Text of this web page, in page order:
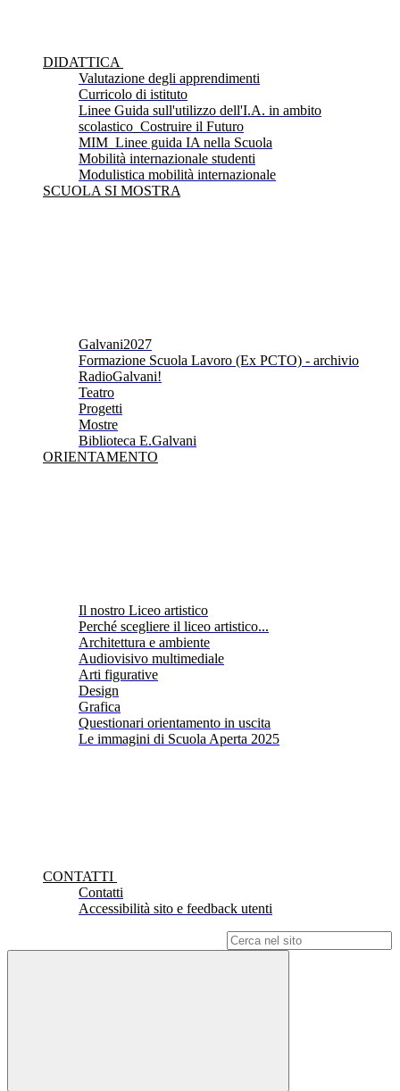
DIDATTICA
Valutazione degli apprendimenti
Curricolo di istituto
Linee Guida sull'utilizzo dell'I.A. in ambito
scolastico_Costruire il Futuro
MIM_Linee guida IA nella Scuola
Mobilità internazionale studenti
Modulistica mobilità internazionale
SCUOLA SI MOSTRA
Galvani2027
Formazione Scuola Lavoro (Ex PCTO) - archivio
RadioGalvani!
Teatro
Progetti
Mostre
Biblioteca E.Galvani
ORIENTAMENTO
Il nostro Liceo artistico
Perché scegliere il liceo artistico...
Architettura e ambiente
Audiovisivo multimediale
Arti figurative
Design
Grafica
Questionari orientamento in uscita
Le immagini di Scuola Aperta 2025
CONTATTI
Contatti
Accessibilità sito e feedback utenti